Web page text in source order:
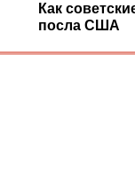
Как
посла США